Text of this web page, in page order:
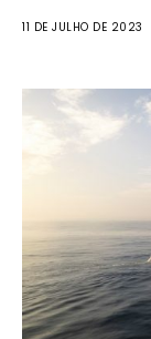
11 DE JULHO DE 2023